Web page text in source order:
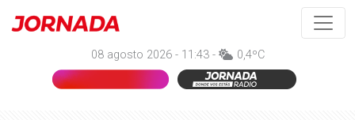
08 agosto 2026 - 11:43 - 0,4ºC